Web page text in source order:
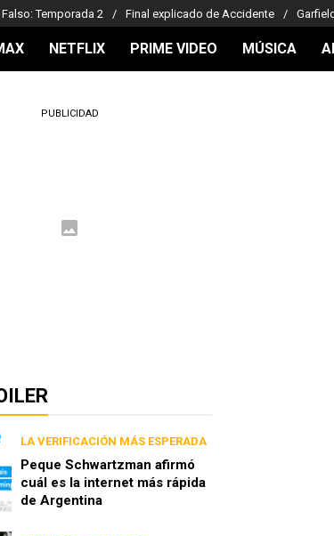
Falso: Temporada 2 Final explicado de Accidente
NETFLIX PRIME VIDEO MÚSICA
PUBLICIDAD
LA VERIFICACIÓN MÁS ESPERADA
Peque Schwartzman afirmó
cuál es la internet más rápida
de Argentina